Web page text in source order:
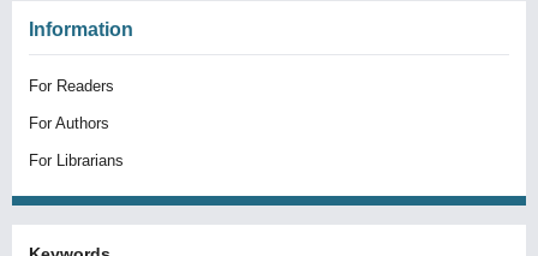
Information
For Readers
For Authors
For Librarians